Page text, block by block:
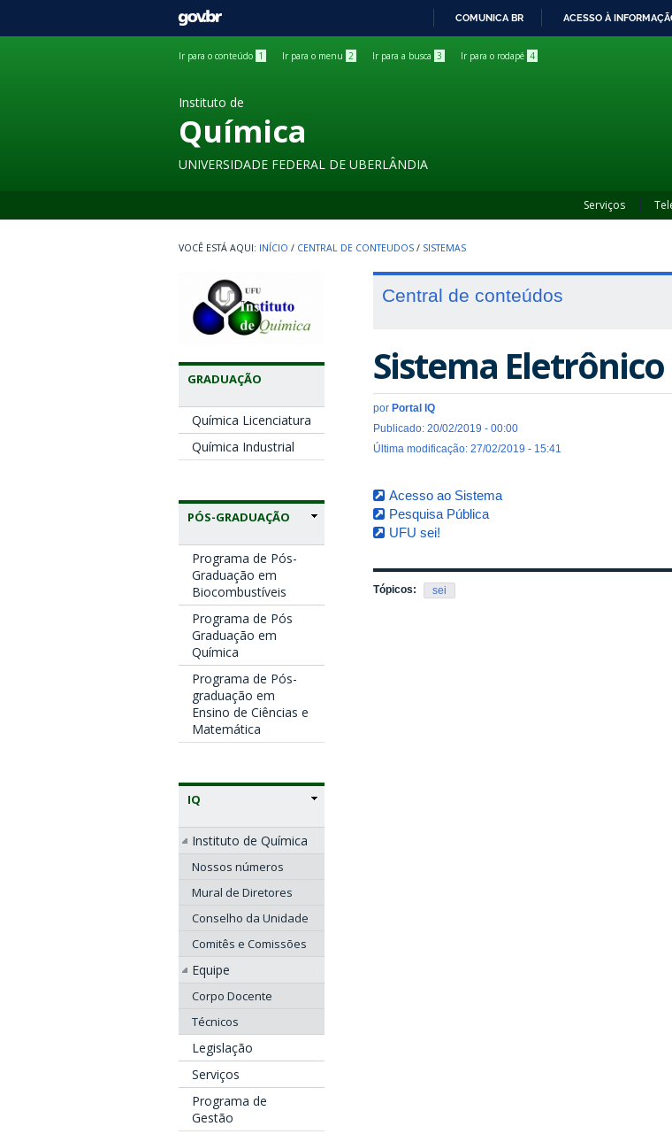
GOVBR
COMUNICA BR ACESSO À
Ir para o conteúdo 1 Ir para o menu 2 Ir para a busca 3 Ir para o rodapé 4
Instituto de
Química
UNIVERSIDADE FEDERAL DE UBERLÂNDIA
Serviços
INÍCIO / CENTRAL DE CONTEUDOS / SISTEMAS
GRADUAÇÃO
Química Licenciatura
Química Industrial
PÓS-GRADUAÇÃO
Programa de Pós-
Graduação em
Biocombustíveis
Programa de Pós
Graduação em
Química
Programa de Pós-
graduação em
Ensino de Ciências e
Matemática
IQ
Instituto de Química
Nossos números
Mural de Diretores
Conselho da Unidade
Comitês e Comissões
Equipe
Corpo Docente
Técnicos
Legislação
Serviços
Programa de
Gestão
Central de conteúdos
Sistema
por Portal IQ
Publicado: 20/02/2019 - 00:00
Última modificação: 27/02/2019 - 15:41
Acesso ao Sistema
Pesquisa Pública
UFU sei!
Tópicos: sei